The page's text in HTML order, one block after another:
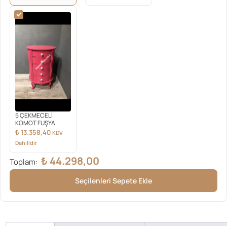
5 ÇEKMECELİ
KOMOT FUŞYA
₺13.358,40 KDV
Dahilldir
Toplam: ₺ 44.298,00
Seçilenleri Sepete Ekle